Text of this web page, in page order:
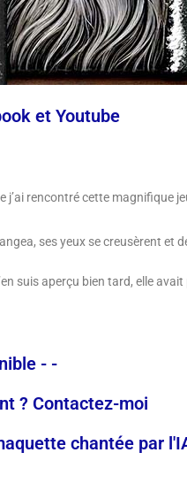
et Youtube
j’ai rencontré cette magnifique
ses yeux se creusèrent et
suis aperçu bien tard, elle
- -
? Contactez-moi
chantée par